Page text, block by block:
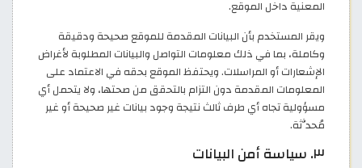
المعنية داخل الموقع.
ويقر المستخدم بأن البيانات المقدمة للموقع صحيحة ودقيقة
وكاملة، بما في ذلك معلومات التواصل والبيانات المطلوبة لأغراض
الإشعارات أو المراسلات. ويحتفظ الموقع بحقه في الاعتماد على
المعلومات المقدمة دون التزام بالتحقق من صحتها، ولا يتحمل أي
مسؤولية تجاه أي طرف ثالث نتيجة وجود بيانات غير صحيحة أو غير
مُحدَّثة.
٣. سياسة أمن البيانات